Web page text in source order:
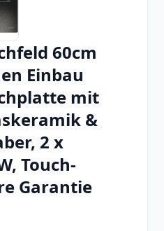
Extension
Add-on
60cm
Einbau
mit
&
2 x
Touch-
Garantie